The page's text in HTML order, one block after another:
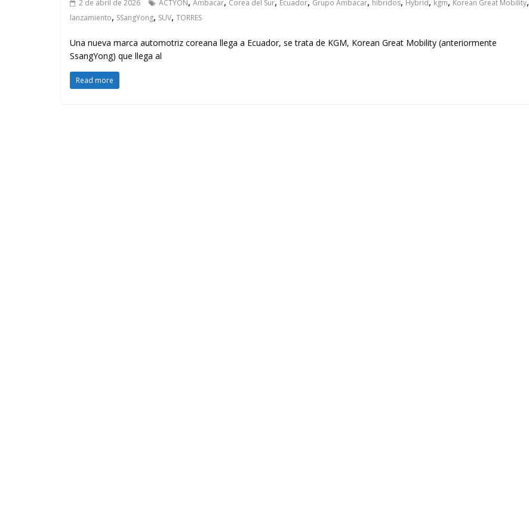
2 de abril de 2026 ACTYON Ambacar Corea del Sur Ecuador Grupo Ambacar híbridos Hybrid kgm Korean Great Mobility
lanzamiento, SSangYong, SUV, TORRES
Una nueva marca automotriz coreana llega a Ecuador, se trata de KGM, Korean Great Mobility (anteriormente
SsangYong) que llega al
Read more